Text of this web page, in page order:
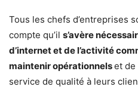
Tous les chefs d’entreprises
compte qu’il s’avère
d’internet et de l’activité
maintenir opérationnelset de
service de qualité à leurs